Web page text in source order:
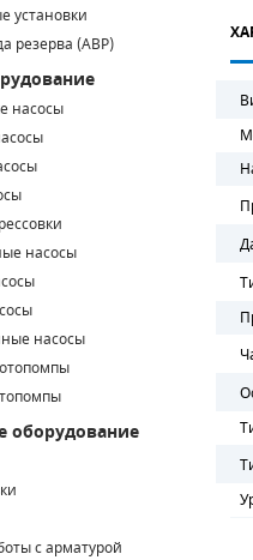
установки
резерва (АВР)
насосы
насосы
насосы
оборудование
с арматурой
КОМПРЕССОРОВ
ФИЛЬТРОВ
ОСУШИТЕЛЕЙ